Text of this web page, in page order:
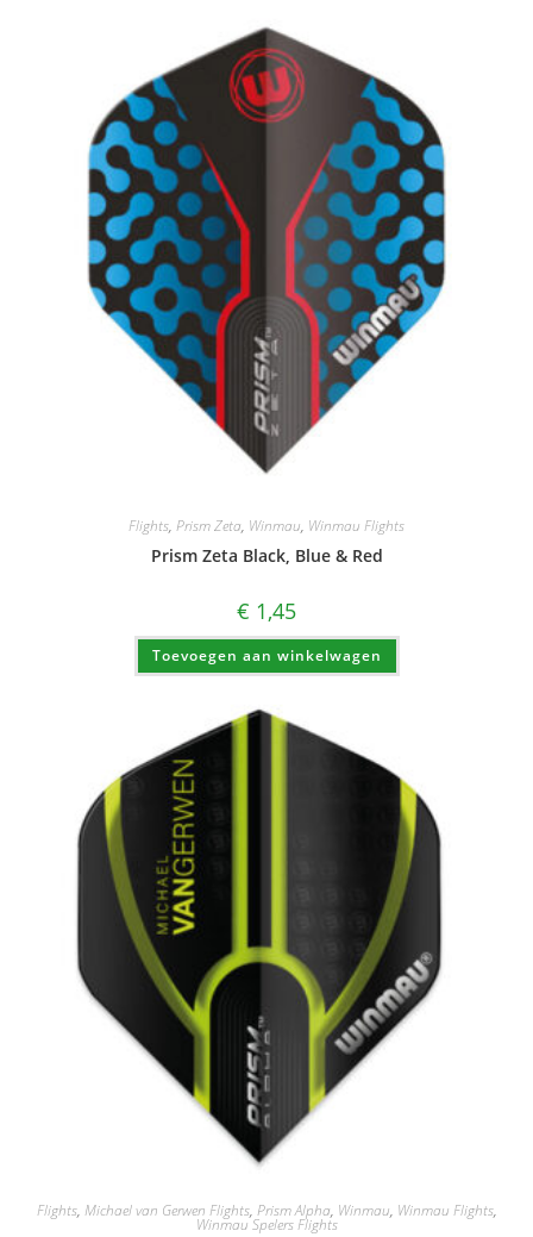
Flights, Prism Zeta, Winmau, Winmau Flights
Prism Zeta Black, Blue & Red
€ 1,45
Toevoegen aan winkelwagen
Flights, Michael van Gerwen Flights, Prism Alpha, Winmau, Winmau Flights,
Winmau Spelers Flights